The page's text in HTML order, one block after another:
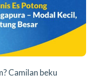
Camilan beku